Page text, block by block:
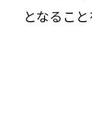
となるこ